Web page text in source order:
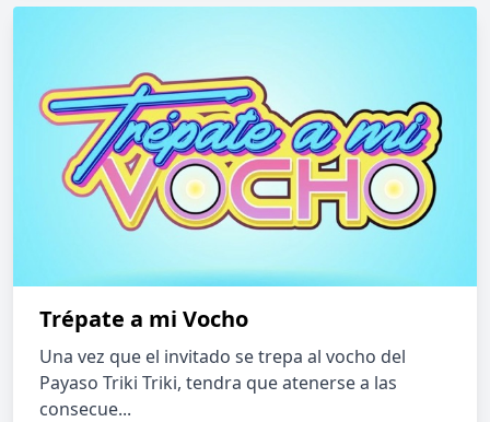
Trépate a mi Vocho
Una vez que el invitado se trepa al vocho del
Payaso Triki Triki, tendra que atenerse a las
consecue...